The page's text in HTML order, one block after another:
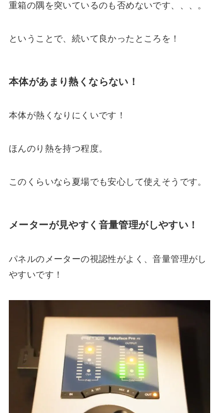
重箱の隅を突いているのも否めないです、、、。
ということで、続いて良かったところを！
本体があまり熱くならない！
本体が熱くなりにくいです！
ほんのり熱を持つ程度。
このくらいなら夏場でも安心して使えそうです。
メーターが見やすく音量管理がしやすい！
パネルのメーターの視認性がよく、音量管理がし
やすいです！